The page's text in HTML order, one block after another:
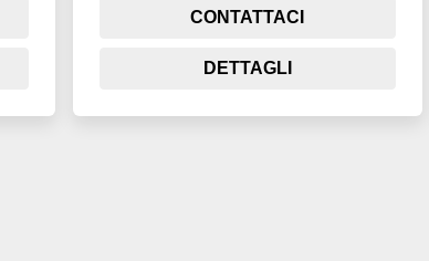
CONTATTACI
DETTAGLI